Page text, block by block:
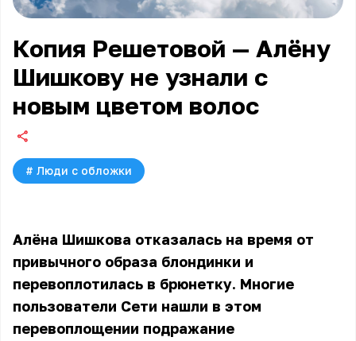
Копия Решетовой — Алёну
Шишкову не узнали с
новым цветом волос
# Люди с обложки
Алёна Шишкова отказалась на время от
привычного образа блондинки и
перевоплотилась в брюнетку. Многие
пользователи Сети нашли в этом
перевоплощении подражание